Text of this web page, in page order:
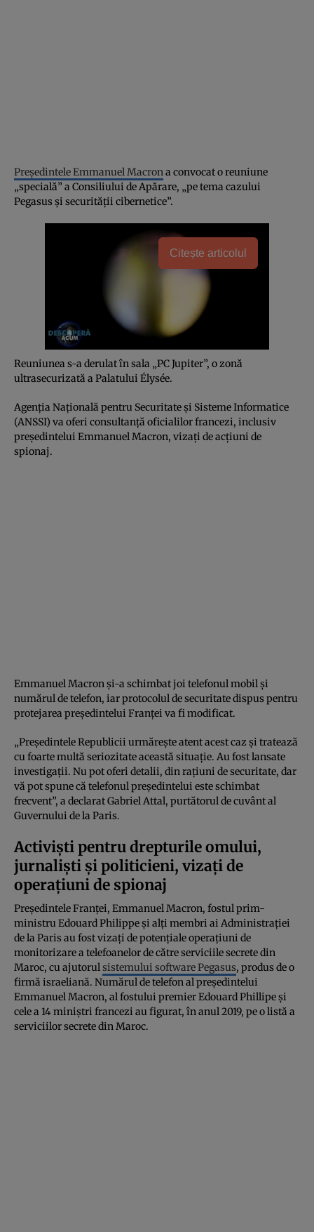
Preşedintele Emmanuel Macrona convocat o reuniune
„specială” a Consiliului de Apărare, „pe tema cazului
Pegasus şi securităţii cibernetice”.
Citește articolul
Reuniunea s-a derulat în sala „PC Jupiter”, o zonă
ultrasecurizată a Palatului Élysée.
Agenţia Naţională pentru Securitate şi Sisteme Informatice
(ANSSI) va oferi consultanţă oficialilor francezi, inclusiv
preşedintelui Emmanuel Macron, vizaţi de acţiuni de
spionaj.
Emmanuel Macron şi-a schimbat joi telefonul mobil şi
numărul de telefon, iar protocolul de securitate dispus pentru
protejarea preşedintelui Franţei va fi modificat.
„Preşedintele Republicii urmăreşte atent acest caz şi tratează
cu foarte multă seriozitate această situaţie. Au fost lansate
investigaţii. Nu pot oferi detalii, din raţiuni de securitate, dar
vă pot spune că telefonul preşedintelui este schimbat
frecvent”, a declarat Gabriel Attal, purtătorul de cuvânt al
Guvernului de la Paris.
Activişti pentru drepturile omului,
jurnalişti şi politicieni, vizaţi de
operaţiuni de spionaj
Preşedintele Franţei, Emmanuel Macron, fostul prim-
ministru Edouard Philippe şi alţi membri ai Administraţiei
de la Paris au fost vizaţi de potenţiale operaţiuni de
monitorizare a telefoanelor de către serviciile secrete din
Maroc, cu ajutorulsistemului software Pegasus, produs de o
firmă israeliană. Numărul de telefon al preşedintelui
Emmanuel Macron, al fostului premier Edouard Phillipe şi
cele a 14 miniştri francezi au figurat, în anul 2019, pe o listă a
serviciilor secrete din Maroc.